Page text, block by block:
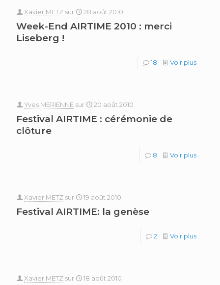
Xavier METZ sur 28 août 2010
Week-End AIRTIME 2010 : merci
Liseberg !
18 Voir plus
Yves MERIENNE sur 20 août 2010
Festival AIRTIME : cérémonie de
clôture
8 Voir plus
Xavier METZ sur 19 août 2010
Festival AIRTIME: la genèse
2 Voir plus
Xavier METZ sur 18 août 2010